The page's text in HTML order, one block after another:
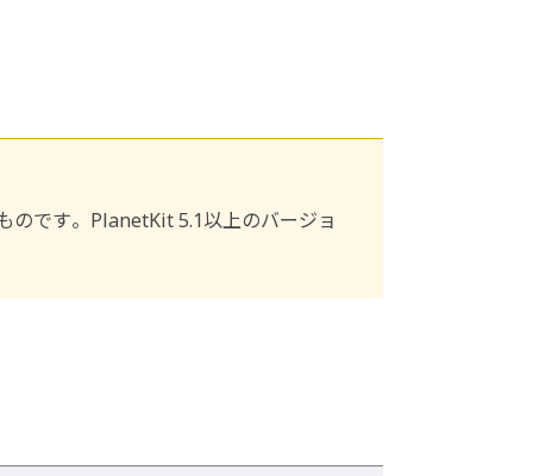
のです。PlanetKit 5.1以上のバージョ